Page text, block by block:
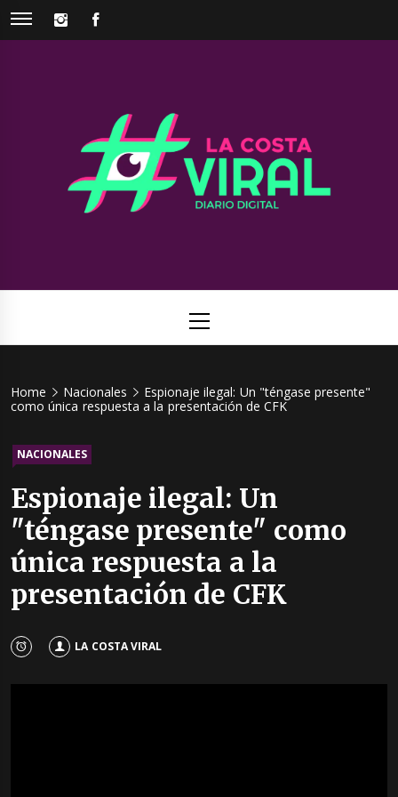
Skip
INSTAGRAM
Viral
Menu
Home Nacionales
Espionaje ilegal: Un "téngase presente"
como única respuesta a la presentación de CFK
NACIONALES
Espionaje ilegal: Un
"téngase presente" como
única respuesta a la
presentación de CFK
LA COSTA VIRAL